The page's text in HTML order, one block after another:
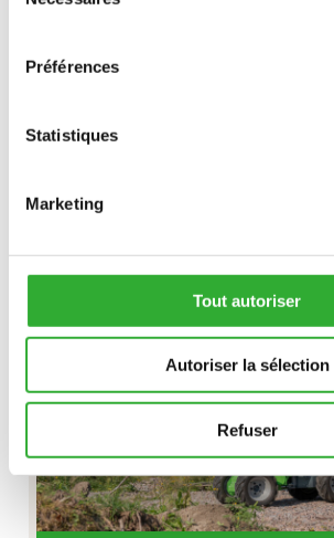
Préférences
Statistiques
Marketing
Tout autoriser
Autoriser la sélection
Refuser
PALETTES